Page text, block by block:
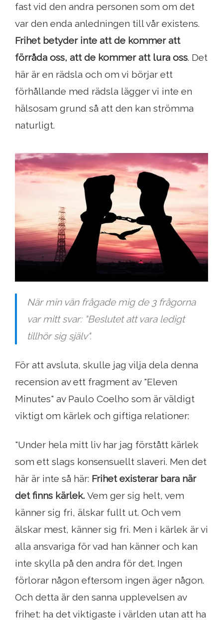
fast vid den andra personen som om det
var den enda anledningen till vår existens.
Frihet betyder inte att de kommer att
förråda oss, att de kommer att lura oss. Det
här är en rädsla och om vi börjar ett
förhållande med rädsla lägger vi inte en
hälsosam grund så att den kan strömma
naturligt.
När min vän frågade mig de 3 frågorna
var mitt svar: "Beslutet att vara ledigt
tillhör sig själv".
För att avsluta, skulle jag vilja dela denna
recension av ett fragment av "Eleven
Minutes" av Paulo Coelho som är väldigt
viktigt om kärlek och giftiga relationer:
"Under hela mitt liv har jag förstått kärlek
som ett slags konsensuellt slaveri. Men det
här är inte så här: Frihet existerar bara när
det finns kärlek. Vem ger sig helt, vem
känner sig fri, älskar fullt ut. Och vem
älskar mest, känner sig fri. Men i kärlek är vi
alla ansvariga för vad han känner och kan
inte skylla på den andra för det. Ingen
förlorar någon eftersom ingen äger någon.
Och detta är den sanna upplevelsen av
frihet: ha det viktigaste i världen utan att ha